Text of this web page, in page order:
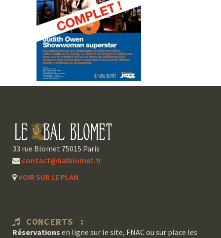
33 rue Blomet 75015 Paris
contact@balblomet.fr
VOIR SUR LE PLAN
CONCERTS :
Réservations en ligne sur le site, FNAC ou sur place les